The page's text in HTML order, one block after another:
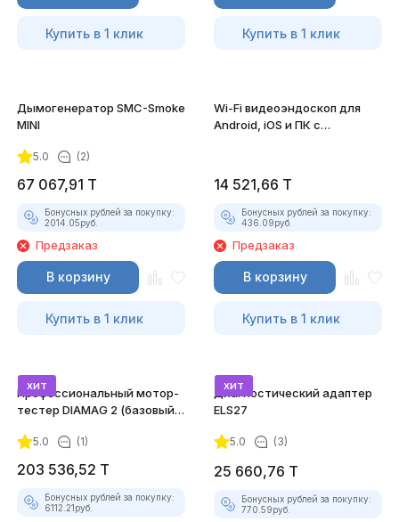
Купить в 1 клик Купить в 1 клик
Дымогенератор SMC-Smoke
MINI
5.0 (2)
67 067,91 T
Бонусных рублей за покупку:
2014.05руб.
Предзаказ
В корзину
Купить в 1 клик
Wi-Fi видеоэндоскоп для
Android, iOS и ПК с
14 521,66 T
Бонусных рублей за покупку:
436.09руб.
Предзаказ
В корзину
Купить в 1 клик
хит
Профессиональный мотор-
тестер DIAMAG 2 (базовый
5.0 (1)
203 536,52 T
Бонусных рублей за покупку:
6112.21руб.
хит
Диагностический адаптер
ELS27
5.0 (3)
25 660,76 T
Бонусных рублей за покупку:
770.59руб.